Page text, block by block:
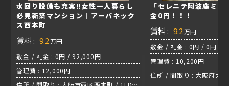
水回り設備も充実‼女性一人暮らし
必見新築マンション｜アーバネック
ス西本町
賃料 : 9.2 万円
敷金 / 礼金 : 0円 / 92,000円
管理費 : 12,000円
「セレニテ阿波座ミラ
金0円！！！
賃料 : 9.2 万円
敷金 / 礼金 : 0円 / 0円
管理費 : 10,200円
住所 / 間取り : 大阪府大